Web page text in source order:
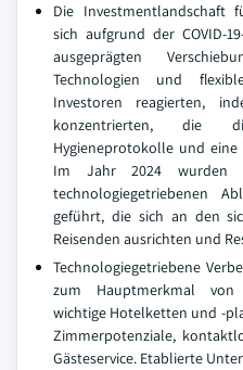
Die Investmentlandschaft
sich aufgrund der COVID-
ausgeprägten
Technologien und
Investoren reagierten,
konzentrierten, die
Hygieneprotokolle und
Im Jahr 2024 wurden
technologiegetriebenen
geführt, die sich an den
Reisenden ausrichten und
Technologiegetriebene
zum Hauptmerkmal von
wichtige Hotelketten und -
Zimmerpotenziale,
Gästeservice. Etablierte